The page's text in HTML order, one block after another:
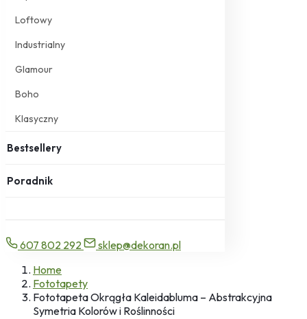
Loftowy
Industrialny
Glamour
Boho
Klasyczny
Bestsellery
Poradnik
607 802 292
sklep@dekoran.pl
Home
Fototapety
Fototapeta Okrągła Kaleidabluma – Abstrakcyjna
Symetria Kolorów i Roślinności